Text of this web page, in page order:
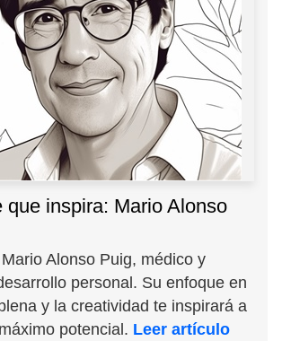
que inspira: Mario Alonso
Alonso Puig, médico y
personal. Su enfoque en
y la creatividad te inspirará a
potencial. Leer artículo